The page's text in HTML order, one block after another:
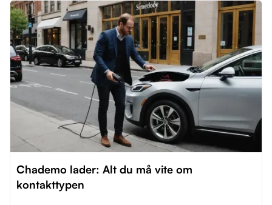
Chademo lader: Alt du må vite om
kontakttypen